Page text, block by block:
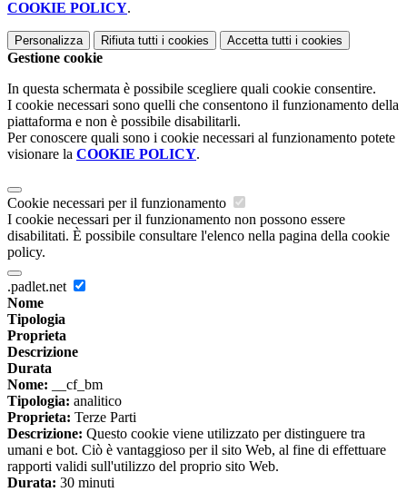
COOKIE POLICY.
Personalizza Rifiuta tutti i cookies Accetta tutti i cookies
Gestione cookie
In questa schermata è possibile scegliere quali cookie consentire.
I cookie necessari sono quelli che consentono il funzionamento della
piattaforma e non è possibile disabilitarli.
Per conoscere quali sono i cookie necessari al funzionamento potete
visionare la COOKIE POLICY.
Cookie necessari per il funzionamento
I cookie necessari per il funzionamento non possono essere
disabilitati. È possibile consultare l'elenco nella pagina della cookie
policy.
.padlet.net
Nome
Tipologia
Proprieta
Descrizione
Durata
Nome: __cf_bm
Tipologia: analitico
Proprieta: Terze Parti
Descrizione: Questo cookie viene utilizzato per distinguere tra
umani e bot. Ciò è vantaggioso per il sito Web, al fine di effettuare
rapporti validi sull'utilizzo del proprio sito Web.
Durata: 30 minuti